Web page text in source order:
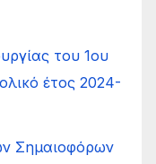
του 1ου
έτος 2024-
Σημαιοφόρων